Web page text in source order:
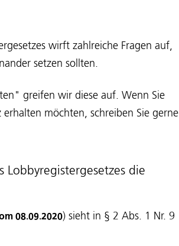
wirft zahlreiche Fragen auf,
setzen sollten.
greifen wir diese auf. Wenn Sie
möchten, schreiben Sie gerne
die
08.09.2020) sieht in § 2 Abs. 1 Nr. 9